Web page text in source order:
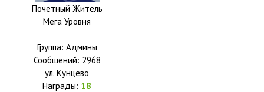
Почетный Житель
Мега Уровня
Группа: Админы
Сообщений: 2968
ул. Кунцево
Награды: 18